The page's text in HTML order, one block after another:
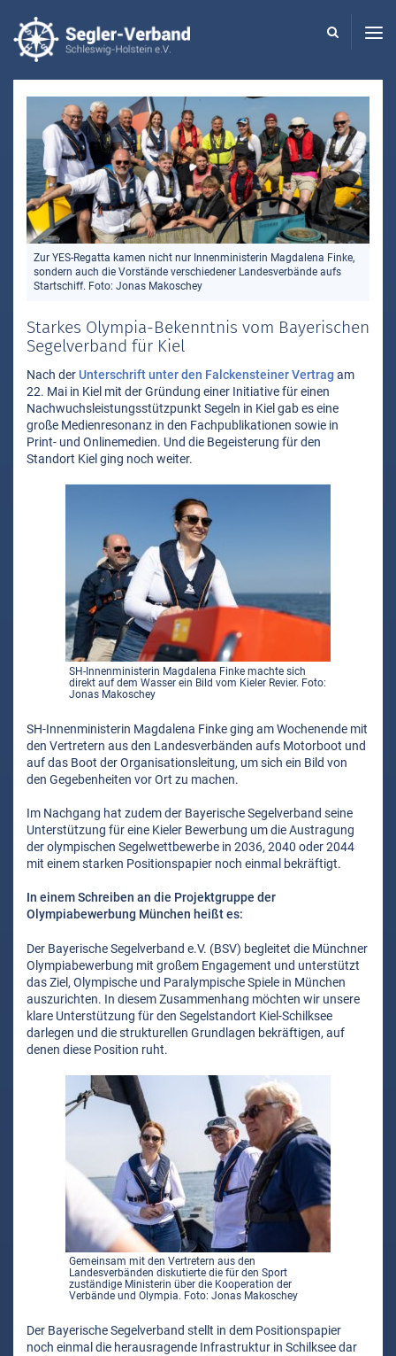
Zur YES-Regatta kamen nicht nur Innenministerin Magdalena Finke,
sondern auch die Vorstände verschiedener Landesverbände aufs
Startschiff. Foto: Jonas Makoschey
Starkes Olympia-Bekenntnis vom Bayerischen
Segelverband für Kiel
Nach derUnterschrift unter den Falckensteiner Vertrag am
22. Mai in Kiel mit der Gründung einer Initiative für einen
Nachwuchsleistungsstützpunkt Segeln in Kiel gab es eine
große Medienresonanz in den Fachpublikationen sowie in
Print- und Onlinemedien. Und die Begeisterung für den
Standort Kiel ging noch weiter.
SH-Innenministerin Magdalena Finke machte sich
direkt auf dem Wasser ein Bild vom Kieler Revier. Foto:
Jonas Makoschey
SH-Innenministerin Magdalena Finke ging am Wochenende mit
den Vertretern aus den Landesverbänden aufs Motorboot und
auf das Boot der Organisationsleitung, um sich ein Bild von
den Gegebenheiten vor Ort zu machen.
Im Nachgang hat zudem der Bayerische Segelverband seine
Unterstützung für eine Kieler Bewerbung um die Austragung
der olympischen Segelwettbewerbe in 2036, 2040 oder 2044
mit einem starken Positionspapier noch einmal bekräftigt.
In einem Schreiben an die Projektgruppe der
Olympiabewerbung München heißt es:
Der Bayerische Segelverband e.V. (BSV) begleitet die Münchner
Olympiabewerbung mit großem Engagement und unterstützt
das Ziel, Olympische und Paralympische Spiele in München
auszurichten. In diesem Zusammenhang möchten wir unsere
klare Unterstützung für den Segelstandort Kiel-Schilksee
darlegen und die strukturellen Grundlagen bekräftigen, auf
denen diese Position ruht.
Gemeinsam mit den Vertretern aus den
Landesverbänden diskutierte die für den Sport
zuständige Ministerin über die Kooperation der
Verbände und Olympia. Foto: Jonas Makoschey
Der Bayerische Segelverband stellt in dem Positionspapier
noch einmal die herausragende Infrastruktur in Schilksee dar